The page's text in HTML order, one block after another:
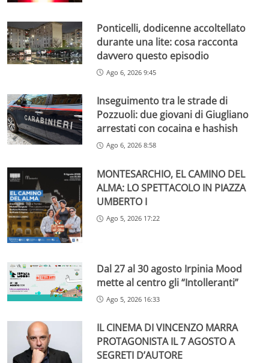
Ponticelli, dodicenne accoltellato
durante una lite: cosa racconta
davvero questo episodio
Ago 6, 2026 9:45
Inseguimento tra le strade di
Pozzuoli: due giovani di Giugliano
arrestati con cocaina e hashish
Ago 6, 2026 8:58
MONTESARCHIO, EL CAMINO DEL
ALMA: LO SPETTACOLO IN PIAZZA
UMBERTO I
Ago 5, 2026 17:22
Dal 27 al 30 agosto Irpinia Mood
mette al centro gli “Intolleranti”
Ago 5, 2026 16:33
IL CINEMA DI VINCENZO MARRA
PROTAGONISTA IL 7 AGOSTO A
SEGRETI D’AUTORE